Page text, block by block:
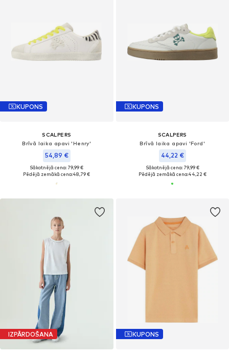
KUPONS
SCALPERS
Brīvā laika apavi 'Henry'
54,89 €
Sākotnējā cena: 79,99 €
Pēdējā zemākā cena:48,79 €
KUPONS
SCALPERS
Brīvā laika apavi 'Ford'
44,22 €
Sākotnējā cena: 79,99 €
Pēdējā zemākā cena:44,22 €
IZPĀRDOŠANA KUPONS